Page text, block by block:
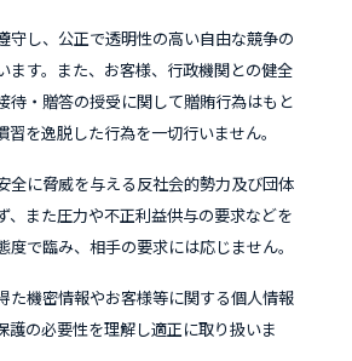
守し、公正で透明性の高い自由な競争の
ます。また、お客様、行政機関との健全
待・贈答の授受に関して贈賄行為はもと
を逸脱した行為を一切行いません。
全に脅威を与える反社会的勢力及び団体
、また圧力や不正利益供与の要求などを
で臨み、相手の要求には応じません。
た機密情報やお客様等に関する個人情報
護の必要性を理解し適正に取り扱いま